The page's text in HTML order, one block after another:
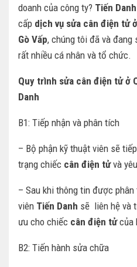
doanh của công ty? Tiến Danh
cấp dịch vụ sửa cân điện tử
Gò Vấp, chúng tôi đã và
rất nhiều cá nhân và tổ chức.
Quy trình sửa cân điện tử ở
Danh
B1: Tiếp nhận và phân tích
– Bộ phận kỹ thuật viên sẽ
trạng chiếc cân điện tửvà
– Sau khi thông tin được
viên Tiến Danh sẽ liên hệ và
ưu cho chiếc cân điện tửcủa
B2: Tiến hành sửa chữa